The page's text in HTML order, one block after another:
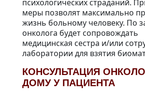
психологических страданий.
меры позволят максимально
жизнь больному человеку. По
онколога будет сопровождать
медицинская сестра и/или
лаборатории для взятия
КОНСУЛЬТАЦИЯ
ДОМУ У ПАЦИЕНТА